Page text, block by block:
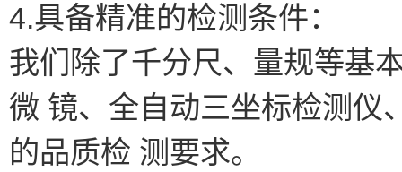
4.具备精准的检测条件：
我们除了千分尺、量规等基
微 镜、全自动三坐标检测仪
的品质检 测要求。